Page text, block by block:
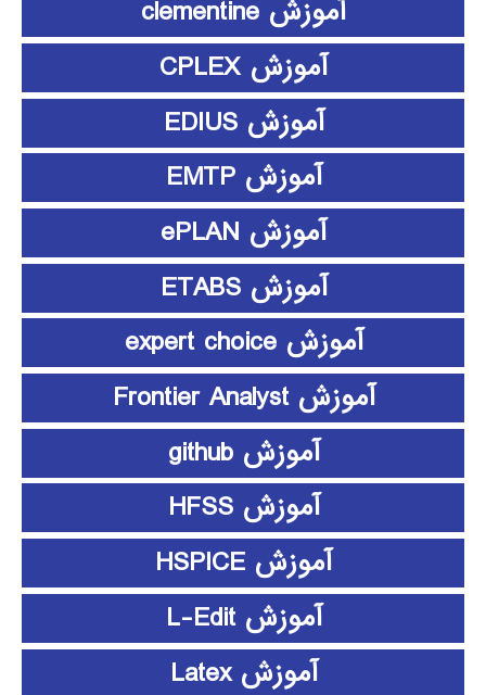
آموزش clementine
آموزش CPLEX
آموزش EDIUS
آموزش EMTP
آموزش ePLAN
آموزش ETABS
آموزش expert choice
آموزش Frontier Analyst
آموزش github
آموزش HFSS
آموزش HSPICE
آموزش L-Edit
آموزش Latex